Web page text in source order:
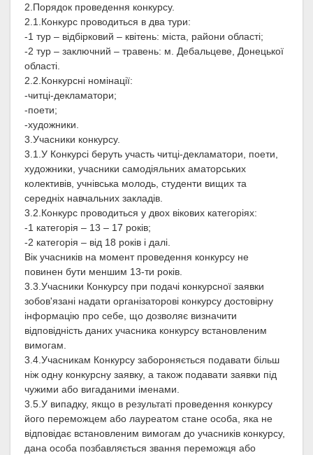
2.Порядок проведення конкурсу.
2.1.Конкурс проводиться в два тури:
-1 тур – відбірковий – квітень: міста, райони області;
-2 тур – заключний – травень: м. Дебальцеве, Донецької
області.
2.2.Конкурсні номінації:
-читці-декламатори;
-поети;
-художники.
3.Учасники конкурсу.
3.1.У Конкурсі беруть участь читці-декламатори, поети,
художники, учасники самодіяльних аматорських
колективів, учнівська молодь, студенти вищих та
середніх навчальних закладів.
3.2.Конкурс проводиться у двох вікових категоріях:
-1 категорія – 13 – 17 років;
-2 категорія – від 18 років і далі.
Вік учасників на момент проведення конкурсу не
повинен бути меншим 13-ти років.
3.3.Учасники Конкурсу при подачі конкурсної заявки
зобов'язані надати організаторові конкурсу достовірну
інформацію про себе, що дозволяє визначити
відповідність даних учасника конкурсу встановленим
вимогам.
3.4.Учасникам Конкурсу забороняється подавати більш
ніж одну конкурсну заявку, а також подавати заявки під
чужими або вигаданими іменами.
3.5.У випадку, якщо в результаті проведення конкурсу
його переможцем або лауреатом стане особа, яка не
відповідає встановленим вимогам до учасників конкурсу,
дана особа позбавляється звання переможця або